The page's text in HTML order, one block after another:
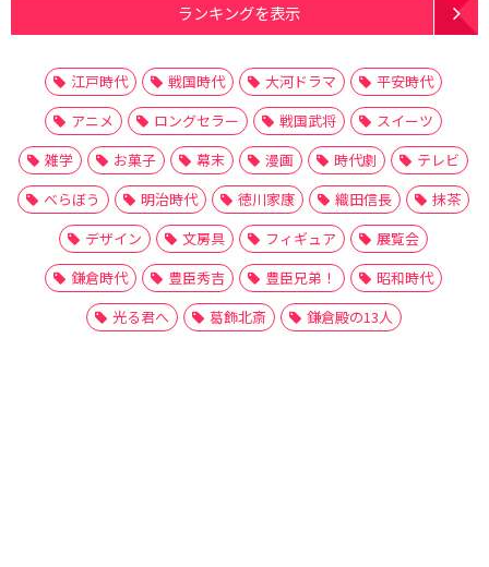
ランキングを表示
江戸時代 戦国時代 大河ドラマ
平安時代
アニメ
ロングセラー 戦国武将
スイーツ
雑学
お菓子 幕末 漫画 時代劇
テレビ
べらぼう
明治時代 徳川家康 織田信長
抹茶
デザイン
文房具 フィギュア
展覧会
鎌倉時代
豊臣秀吉 豊臣兄弟！
昭和時代
光る君へ
葛飾北斎 鎌倉殿の13人